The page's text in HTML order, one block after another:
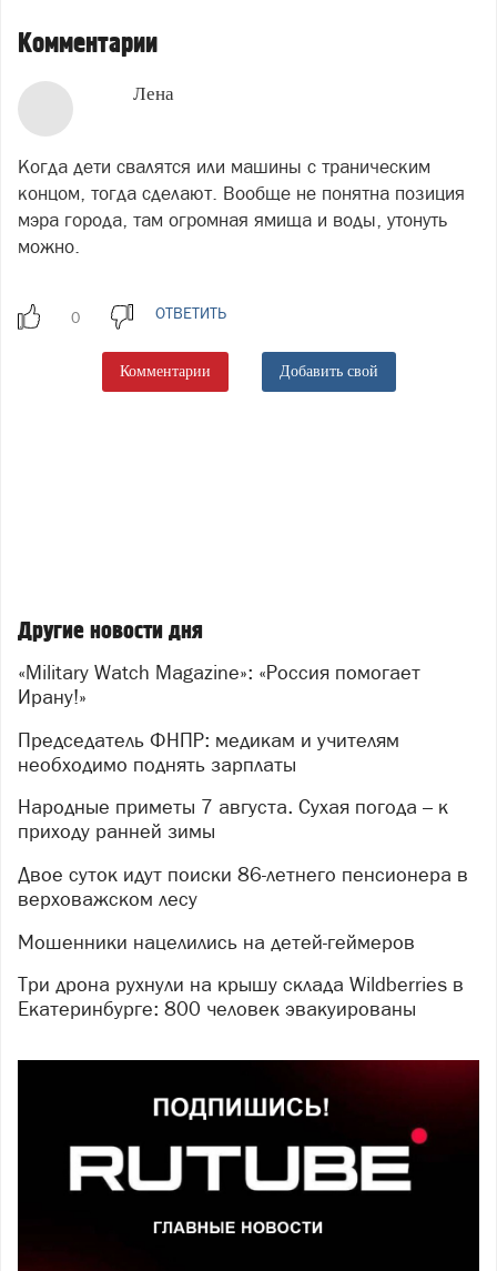
Комментарии
Лена
Когда дети свалятся или машины с траническим
концом, тогда сделают. Вообще не понятна позиция
мэра города, там огромная ямища и воды, утонуть
можно.
ОТВЕТИТЬ
Комментарии Добавить свой
Другие новости дня
«Military Watch Magazine»: «Россия помогает
Ирану!»
Председатель ФНПР: медикам и учителям
необходимо поднять зарплаты
Народные приметы 7 августа. Сухая погода – к
приходу ранней зимы
Двое суток идут поиски 86-летнего пенсионера в
верховажском лесу
Мошенники нацелились на детей-геймеров
Три дрона рухнули на крышу склада Wildberries в
Екатеринбурге: 800 человек эвакуированы